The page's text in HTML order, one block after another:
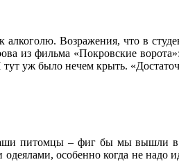
алкоголю. Возражения, что в
из фильма «Покровские
уж было нечем крыть.
питомцы – фиг бы мы вышли в
особенно когда не надо